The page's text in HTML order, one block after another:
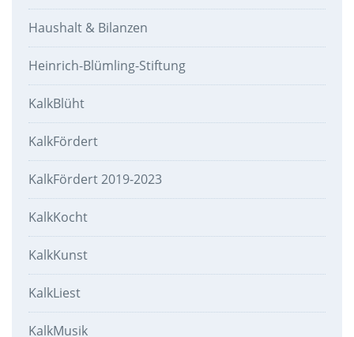
Haushalt & Bilanzen
Heinrich-Blümling-Stiftung
KalkBlüht
KalkFördert
KalkFördert 2019-2023
KalkKocht
KalkKunst
KalkLiest
KalkMusik